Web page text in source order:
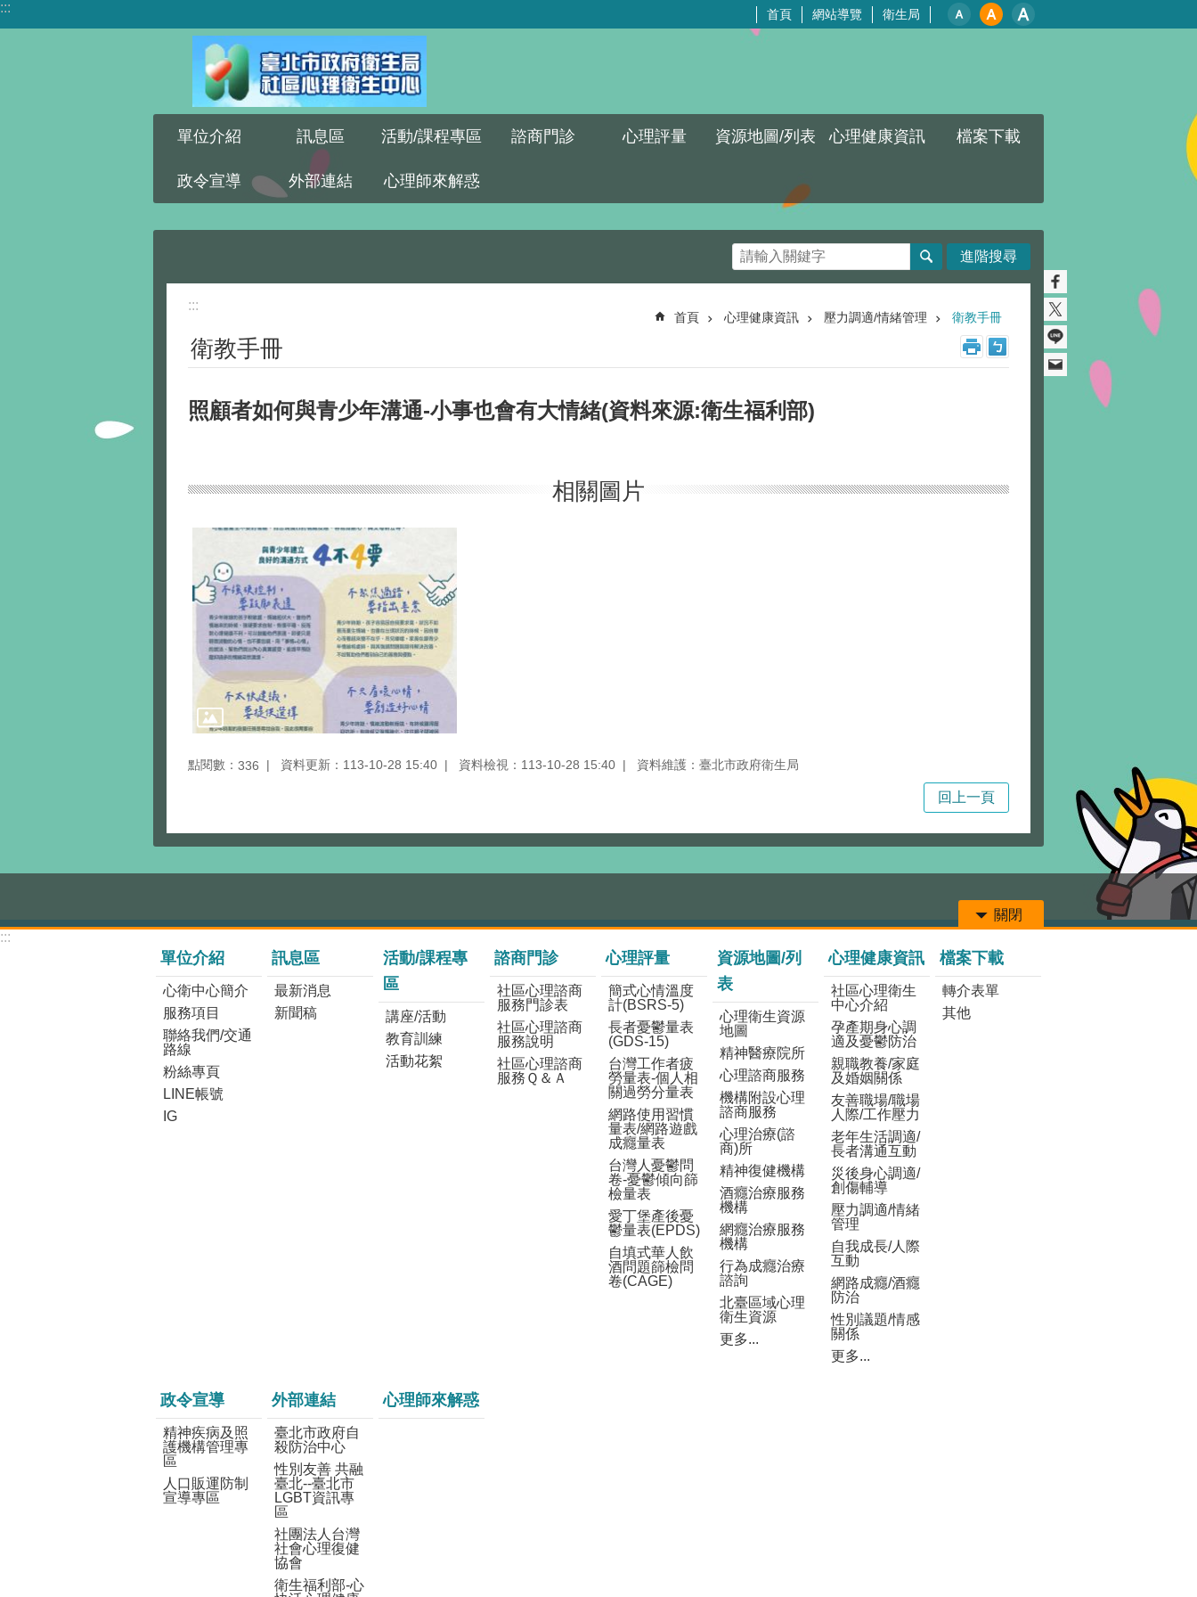
跳到主要內容區塊
::: 首頁 網站導覽 衛生局
單位介紹 訊息區 活動/課程專區 諮商門診 心理評量 資源地圖/列表 心理健康資訊 檔案下載
政令宣導 外部連結 心理師來解惑
進階搜尋
:::
首頁 心理健康資訊 壓力調適/情緒管理 衛教手冊
衛教手冊
照顧者如何與青少年溝通-小事也會有大情緒(資料來源:衛生福利部)
相關圖片
點閱數： 336 資料更新：113-10-28 15:40 資料檢視：113-10-28 15:40 資料維護：臺北市政府衛生局
回上一頁
關閉
:::
單位介紹
心衛中心簡介
服務項目
聯絡我們/交通
路線
粉絲專頁
LINE帳號
IG
訊息區
最新消息
新聞稿
活動/課程專
區
講座/活動
教育訓練
活動花絮
諮商門診
社區心理諮商
服務門診表
社區心理諮商
服務說明
社區心理諮商
服務Ｑ＆Ａ
心理評量
簡式心情溫度
計(BSRS-5)
長者憂鬱量表
(GDS-15)
台灣工作者疲
勞量表-個人相
關過勞分量表
網路使用習慣
量表/網路遊戲
成癮量表
台灣人憂鬱問
卷-憂鬱傾向篩
檢量表
愛丁堡產後憂
鬱量表(EPDS)
自填式華人飲
酒問題篩檢問
卷(CAGE)
資源地圖/列
表
心理衛生資源
地圖
精神醫療院所
心理諮商服務
機構附設心理
諮商服務
心理治療(諮
商)所
精神復健機構
酒癮治療服務
機構
網癮治療服務
機構
行為成癮治療
諮詢
北臺區域心理
衛生資源
更多...
心理健康資訊
社區心理衛生
中心介紹
孕產期身心調
適及憂鬱防治
親職教養/家庭
及婚姻關係
友善職場/職場
人際/工作壓力
老年生活調適/
長者溝通互動
災後身心調適/
創傷輔導
壓力調適/情緒
管理
自我成長/人際
互動
網路成癮/酒癮
防治
性別議題/情感
關係
更多...
檔案下載
轉介表單
其他
政令宣導
精神疾病及照
護機構管理專
區
人口販運防制
宣導專區
外部連結
臺北市政府自
殺防治中心
性別友善 共融
臺北--臺北市
LGBT資訊專
區
社團法人台灣
社會心理復健
協會
衛生福利部-心
心理師來解惑